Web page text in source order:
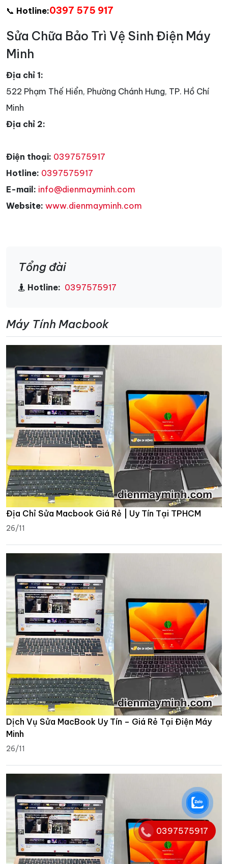
📞 Hotline:0397 575 917
Sửa Chữa Bảo Trì Vệ Sinh Điện Máy
Minh
Địa chỉ 1:
522 Phạm Thế Hiển, Phường Chánh Hưng, TP. Hồ Chí
Minh
Địa chỉ 2:
Điện thoại: 0397575917
Hotline: 0397575917
E-mail: info@dienmayminh.com
Website: www.dienmayminh.com
Tổng đài
Hotline: 0397575917
Máy Tính Macbook
Địa Chỉ Sửa Macbook Giá Rẻ | Uy Tín Tại TPHCM
26/11
Dịch Vụ Sửa MacBook Uy Tín – Giá Rẻ Tại Điện Máy
Minh
26/11
0397575917